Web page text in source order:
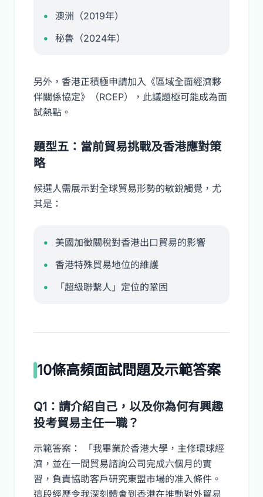
澳洲（2019年）
秘魯（2024年）
另外，香港正積極申請加入《區域全面經濟夥
伴關係協定》（RCEP），此議題極可能成為面
試熱點。
題型五：當前貿易挑戰及香港應對策
略
候選人需展示對全球貿易形勢的敏銳觸覺，尤
其是：
美國加徵關稅對香港出口貿易的影響
香港特殊貿易地位的維護
「超級聯繫人」定位的鞏固
10條高頻面試問題及示範答案
Q1：請介紹自己，以及你為何有興趣
投考貿易主任一職？
示範答案： 「我畢業於香港大學，主修環球經
濟，並在一間貿易諮詢公司完成六個月的實
習，負責協助客戶研究東盟市場的准入條件。
這段經歷令我深刻體會到香港在推動對外貿易